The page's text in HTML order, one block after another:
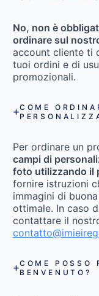
No, non è
ordinare sul
account cliente ti
tuoi ordini e di
promozionali.
COME
Per ordinare un
campi di
foto utilizzando il
fornire istruzioni
immagini di
ottimale. In caso
contattare il
COME POSSO
BENVENUTO?